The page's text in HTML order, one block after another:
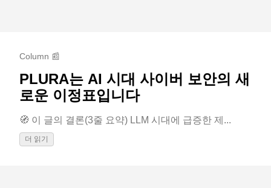
Column 📰
PLURA는 AI 시대 사이버 보안의 새
로운 이정표입니다
🧭 이 글의 결론(3줄 요약) LLM 시대에 급증한 제...
더 읽기